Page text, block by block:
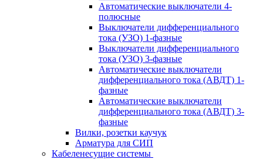
Автоматические выключатели 4-
полюсные
Выключатели дифференциального
тока (УЗО) 1-фазные
Выключатели дифференциального
тока (УЗО) 3-фазные
Автоматические выключатели
дифференциального тока (АВДТ) 1-
фазные
Автоматические выключатели
дифференциального тока (АВДТ) 3-
фазные
Вилки, розетки каучук
Арматура для СИП
Кабеленесущие системы